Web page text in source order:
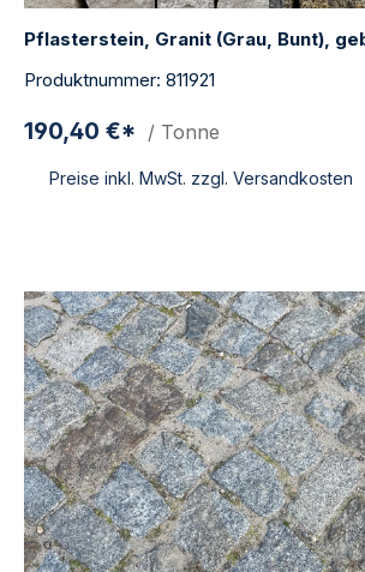
Pflasterstein, Granit (Grau, Bunt),
Produktnummer: 811921
190,40 €* / Tonne
Preise inkl. MwSt. zzgl. Versandkosten